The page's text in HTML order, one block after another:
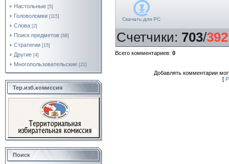
Настольные [5]
Головоломки [115]
Слова [2]
Поиск предметов [68]
Стратегии [15]
Другие [4]
Многопользовательские [21]
Тер.изб.комиссия
Поиск
Скачать для PC
Счетчики: 703/392
Всего комментариев: 0
Добавлять комментарии
[